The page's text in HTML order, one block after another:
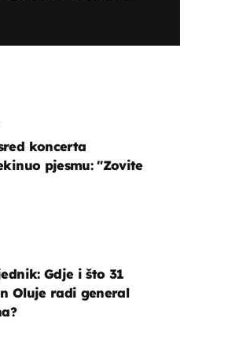
koncerta
pjesmu: "Zovite
Gdje i što 31
Oluje radi general